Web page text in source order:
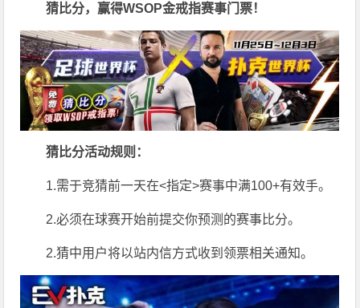
猜比分，赢得WSOP金戒指赛事门票！
猜比分活动规则：
1.需于竞猜前一天在<指定>赛事中满100+有效手。
2.必须在球赛开始前提交你预测的赛事比分。
2.猜中用户将以站内信方式收到领票相关通知。